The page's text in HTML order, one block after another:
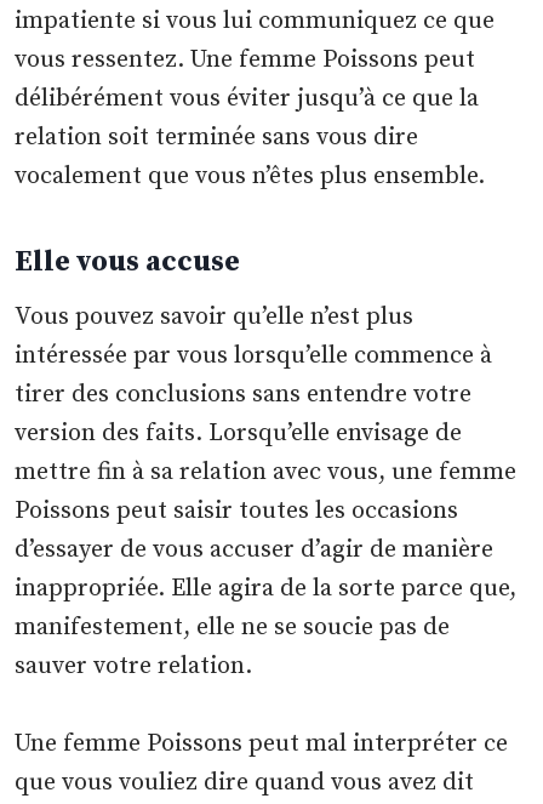
impatiente si vous lui communiquez ce que
vous ressentez. Une femme Poissons peut
délibérément vous éviter jusqu’à ce que la
relation soit terminée sans vous dire
vocalement que vous n’êtes plus ensemble.
Elle vous accuse
Vous pouvez savoir qu’elle n’est plus
intéressée par vous lorsqu’elle commence à
tirer des conclusions sans entendre votre
version des faits. Lorsqu’elle envisage de
mettre fin à sa relation avec vous, une femme
Poissons peut saisir toutes les occasions
d’essayer de vous accuser d’agir de manière
inappropriée. Elle agira de la sorte parce que,
manifestement, elle ne se soucie pas de
sauver votre relation.
Une femme Poissons peut mal interpréter ce
que vous vouliez dire quand vous avez dit